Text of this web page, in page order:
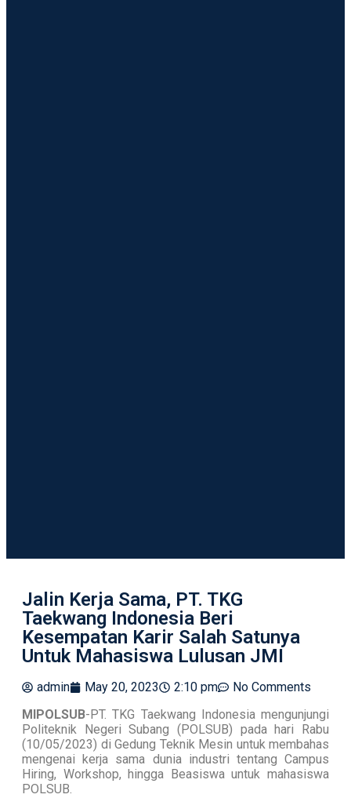
Jalin Kerja Sama, PT. TKG
Taekwang Indonesia Beri
Kesempatan Karir Salah Satunya
Untuk Mahasiswa Lulusan JMI
admin May 20, 2023 2:10 pm
No Comments
MIPOLSUB-PT. TKG Taekwang Indonesia mengunjungi
Politeknik Negeri Subang (POLSUB) pada hari Rabu
(10/05/2023) di Gedung Teknik Mesin untuk membahas
mengenai kerja sama dunia industri tentang Campus
Hiring, Workshop, hingga Beasiswa untuk mahasiswa
POLSUB.